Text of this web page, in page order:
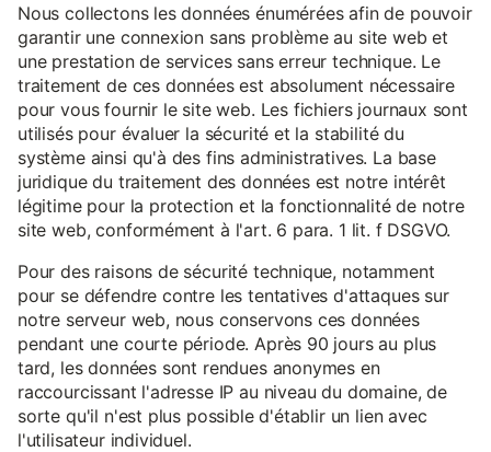
Nous collectons les données énumérées afin de pouvoir
garantir une connexion sans problème au site web et
une prestation de services sans erreur technique. Le
traitement de ces données est absolument nécessaire
pour vous fournir le site web. Les fichiers journaux sont
utilisés pour évaluer la sécurité et la stabilité du
système ainsi qu'à des fins administratives. La base
juridique du traitement des données est notre intérêt
légitime pour la protection et la fonctionnalité de notre
site web, conformément à l'art. 6 para. 1 lit. f DSGVO.
Pour des raisons de sécurité technique, notamment
pour se défendre contre les tentatives d'attaques sur
notre serveur web, nous conservons ces données
pendant une courte période. Après 90 jours au plus
tard, les données sont rendues anonymes en
raccourcissant l'adresse IP au niveau du domaine, de
sorte qu'il n'est plus possible d'établir un lien avec
l'utilisateur individuel.